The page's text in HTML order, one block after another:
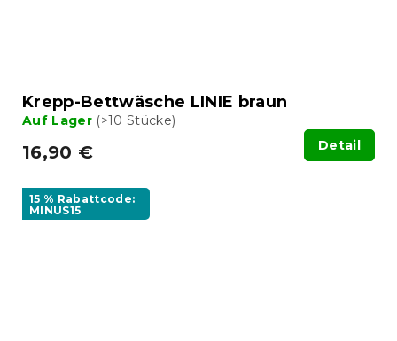
Krepp-Bettwäsche LINIE braun
Auf Lager (>10 Stücke)
16,90 € Detail
15 % Rabattcode:
MINUS15